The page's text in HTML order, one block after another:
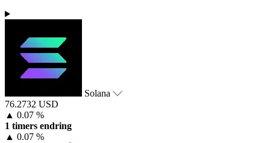
Solana
76.2732 USD
▲ 0.07 %
1 timers endring
▲ 0.07 %